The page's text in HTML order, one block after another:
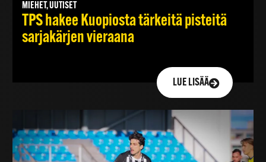
MIEHET, UUTISET
TPS hakee Kuopiosta tärkeitä pisteitä
sarjakärjen vieraana
LUE LISÄÄ